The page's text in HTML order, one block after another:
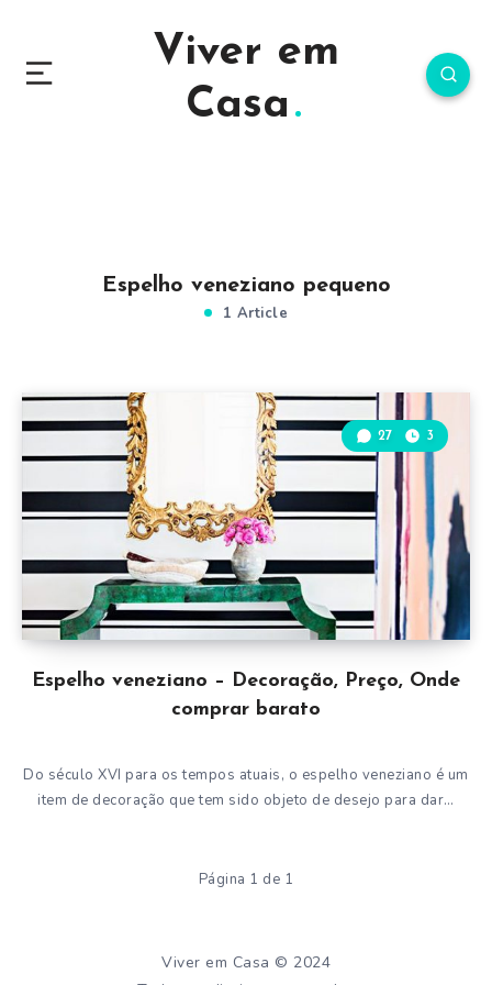
Viver em
Casa
Espelho veneziano pequeno
1 Article
Espelho veneziano – Decoração, Preço, Onde
comprar barato
27 3
Do século XVI para os tempos atuais, o espelho veneziano é um
item de decoração que tem sido objeto de desejo para dar…
Página 1 de 1
Viver em Casa © 2024